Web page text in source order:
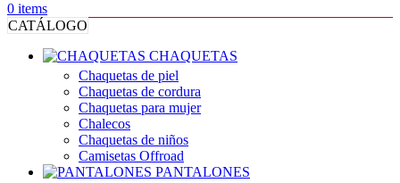
0 items
CATÁLOGO
CHAQUETAS
Chaquetas de piel
Chaquetas de cordura
Chaquetas para mujer
Chalecos
Chaquetas de niños
Camisetas Offroad
PANTALONES